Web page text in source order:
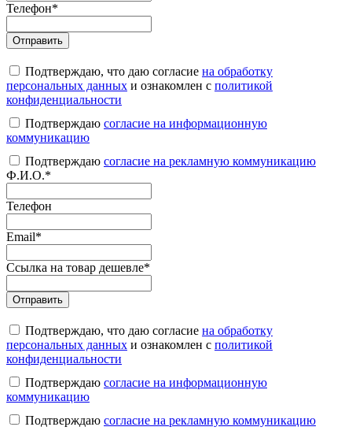
Телефон*
Подтверждаю, что даю согласие на обработку
персональных данных и ознакомлен с политикой
конфиденциальности
Подтверждаю согласие на информационную
коммуникацию
Подтверждаю согласие на рекламную коммуникацию
Ф.И.О.*
Телефон
Email*
Ссылка на товар дешевле*
Подтверждаю, что даю согласие на обработку
персональных данных и ознакомлен с политикой
конфиденциальности
Подтверждаю согласие на информационную
коммуникацию
Подтверждаю согласие на рекламную коммуникацию